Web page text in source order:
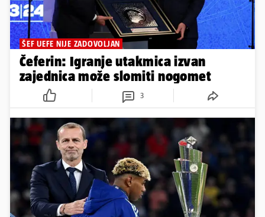
ŠEF UEFE NIJE ZADOVOLJAN
Čeferin: Igranje utakmica izvan
zajednica može slomiti nogomet
3